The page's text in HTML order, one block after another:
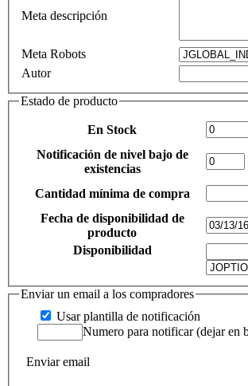
Meta descripción
Meta Robots
Autor
Estado de producto
En Stock
Notificación de nivel bajo de
existencias
Cantidad mínima de compra
Fecha de disponibilidad de
producto
Disponibilidad
Enviar un email a los compradores
Usar plantilla de notificación
Numero para notificar (dejar en
Enviar email